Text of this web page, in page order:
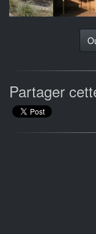
Partager